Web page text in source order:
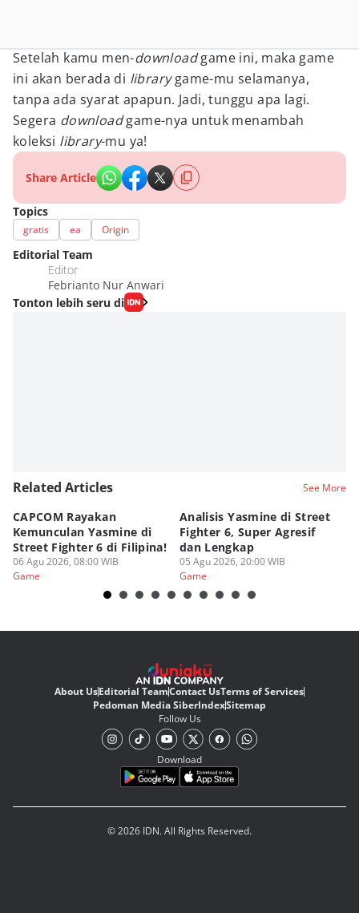
Setelah kamu men-downloadgame ini, maka game
ini akan berada di librarygame-mu selamanya,
tanpa ada syarat apapun. Jadi, tunggu apa lagi.
Segera downloadgame-nya untuk menambah
koleksi library-mu ya!
Share Article
Topics
gratis ea Origin
Editorial Team
Editor
Febrianto Nur Anwari
Tonton lebih seru di
Related Articles See More
CAPCOM Rayakan
Kemunculan Yasmine di
Street Fighter 6 di Filipina!
06 Agu 2026, 08:00 WIB
Game
Analisis Yasmine di Street
Fighter 6, Super Agresif
dan Lengkap
05 Agu 2026, 20:00 WIB
Game
About UsEditorial TeamContact UsTerms of Services
Pedoman Media SiberIndexSitemap
Follow Us
Download
© 2026 IDN. All Rights Reserved.